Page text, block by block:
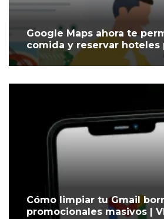
Google Maps ahora te
comida y reservar hoteles
Cómo limpiar tu Gmail
promocionales masivos |